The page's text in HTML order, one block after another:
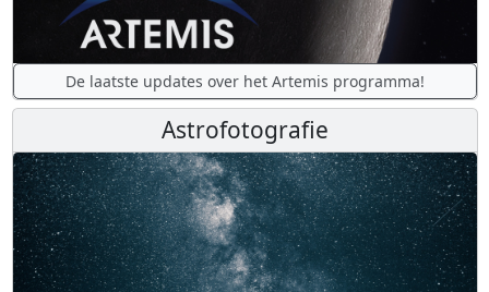
De laatste updates over het Artemis programma!
Astrofotografie